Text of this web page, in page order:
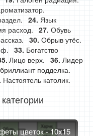
Язык
расход.
Обувь
Обрыв утёс.
Богатство
Лицо верх.
Лидер
подделка.
Настоятель католик.
цветок - 10x15